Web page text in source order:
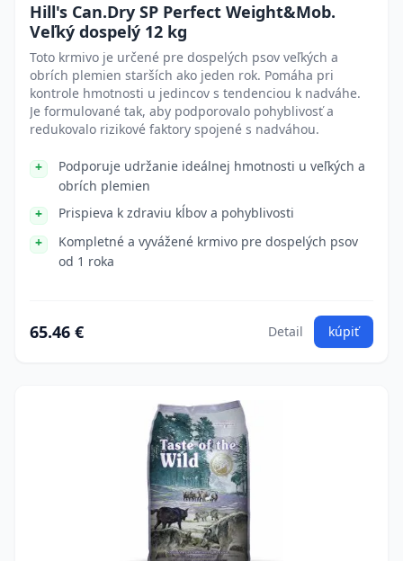
Hill's Can.Dry SP Perfect Weight&Mob.
Veľký dospelý 12 kg
Toto krmivo je určené pre dospelých psov veľkých a
obrích plemien starších ako jeden rok. Pomáha pri
kontrole hmotnosti u jedincov s tendenciou k nadváhe.
Je formulované tak, aby podporovalo pohyblivosť a
redukovalo rizikové faktory spojené s nadváhou.
Podporuje udržanie ideálnej hmotnosti u veľkých a
obrích plemien
Prispieva k zdraviu kĺbov a pohyblivosti
Kompletné a vyvážené krmivo pre dospelých psov
od 1 roka
65.46 € Detail kúpiť